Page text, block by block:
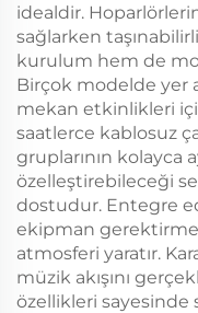
idealdir. Hoparlörlerin
sağlarken
kurulum hem de
Birçok modelde yer
mekan etkinlikleri
saatlerce kablosuz
gruplarının kolayca
özelleştirebileceği
dostudur. Entegre
ekipman
atmosferi yaratır.
müzik akışını
özellikleri